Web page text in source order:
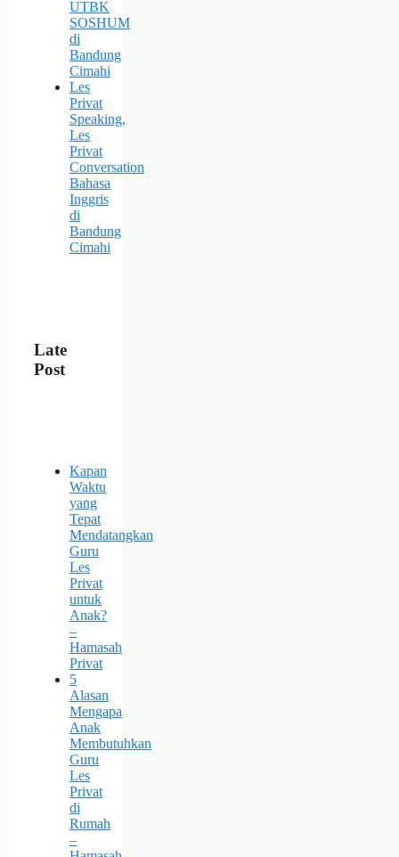
UTBK
SOSHUM
di
Bandung
Cimahi
Les
Privat
Speaking,
Les
Privat
Conversation
Bahasa
Inggris
di
Bandung
Cimahi
Late
Post
Kapan
Waktu
yang
Tepat
Mendatangkan
Guru
Les
Privat
untuk
Anak?
–
Hamasah
Privat
5
Alasan
Mengapa
Anak
Membutuhkan
Guru
Les
Privat
di
Rumah
–